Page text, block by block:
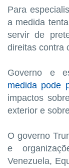
Para
a medida
servir de
direitas contra
Governo e
medida pode
impactos
exterior e
O governo
e
Venezuela,